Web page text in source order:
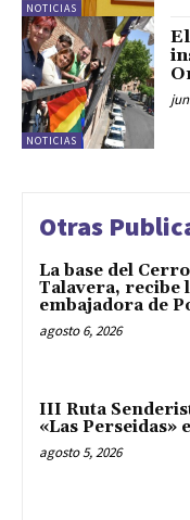
NOTICIAS
NOTICIAS
Otras
La base del
Talavera, recibe
embajadora de
agosto 6, 2026
III Ruta
«Las Perseidas»
agosto 5, 2026